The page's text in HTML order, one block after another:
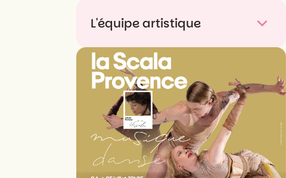
L'équipe artistique
Mise en scèneMarc Granier
InterprétationMarc Granier - Chloé Louis
- Paul Ménage - Samy Morri - Kathleen
O'Reilly
CostumesMalou Galinou
Création lumièreJohannes Johnström
Musique Paul Ménage